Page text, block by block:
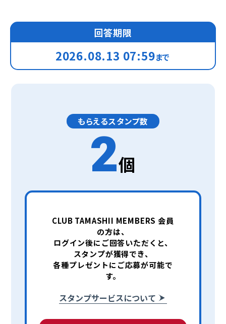
回答期限
2026.08.13 07:59まで
もらえるスタンプ数
2個
CLUB TAMASHII MEMBERS 会員
の方は、
ログイン後にご回答いただくと、
スタンプが獲得でき、
各種プレゼントにご応募が可能で
す。
スタンプサービスについて